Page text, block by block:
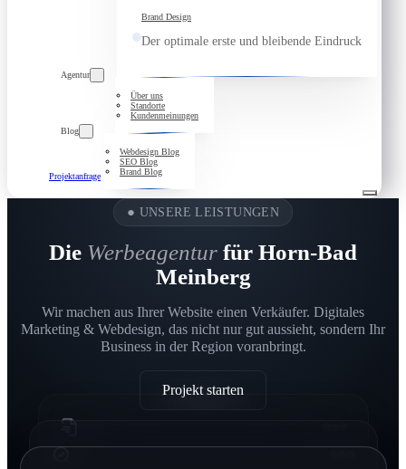
Brand Design
Der optimale erste und bleibende Eindruck
Agentur
Über uns
Standorte
Kundenmeinungen
Blog
Webdesign Blog
SEO Blog
Brand Blog
Projektanfrage
● UNSERE LEISTUNGEN
Die Werbeagentur für Horn-Bad
Meinberg
Wir machen aus Ihrer Website einen Verkäufer. Digitales
Marketing & Webdesign, das nicht nur gut aussieht, sondern Ihr
Business in der Region voranbringt.
Projekt starten